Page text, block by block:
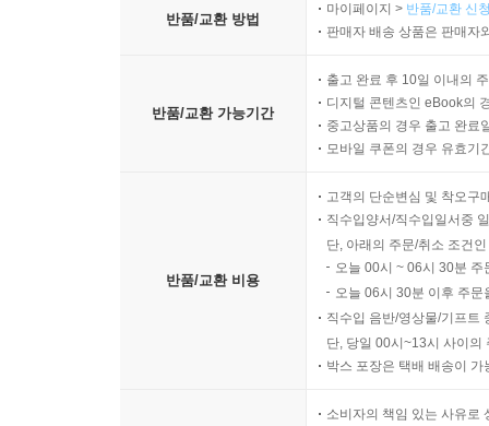
반품/교환 방법
마이페이지 > 반품/교환 신
판매자 배송 상품은 판매자
반품/교환 가능기간
출고 완료 후 10일 이내의
디지털 콘텐츠인 eBook의
중고상품의 경우 출고 완료
모바일 쿠폰의 경우 유효기
반품/교환 비용
고객의 단순변심 및 착오구
직수입양서/직수입일서중
단, 아래의 주문/취소 조건
오늘 00시 ~ 06시 30분
오늘 06시 30분 이후 주
직수입 음반/영상물/기프트
단, 당일 00시~13시 사이의
박스 포장은 택배 배송이
소비자의 책임 있는 사유로